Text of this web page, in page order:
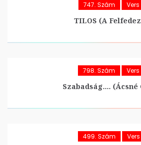
747. Szám Vers
TILOS (A
798. Szám Vers
Szabadság…. (Ácsné
499. Szám Vers